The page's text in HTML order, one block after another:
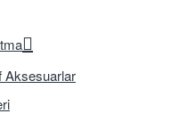
Aksesuarlar